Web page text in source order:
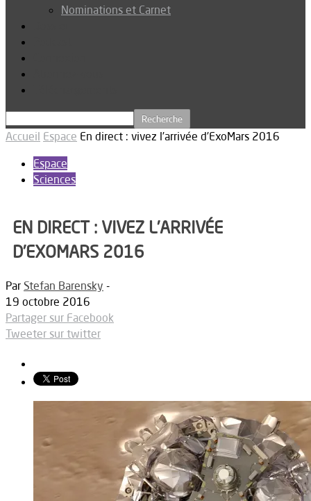
Nominations et Carnet
Accueil Espace En direct : vivez l’arrivée d’ExoMars 2016
Espace
Sciences
EN DIRECT : VIVEZ L’ARRIVÉE
D’EXOMARS 2016
Par Stefan Barensky -
19 octobre 2016
Partager sur Facebook
Tweeter sur twitter